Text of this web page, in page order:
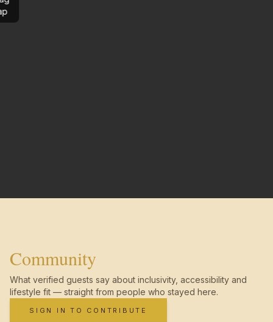
Community
What verified guests say about inclusivity, accessibility and
lifestyle fit — straight from people who stayed here.
SIGN IN TO CONTRIBUTE